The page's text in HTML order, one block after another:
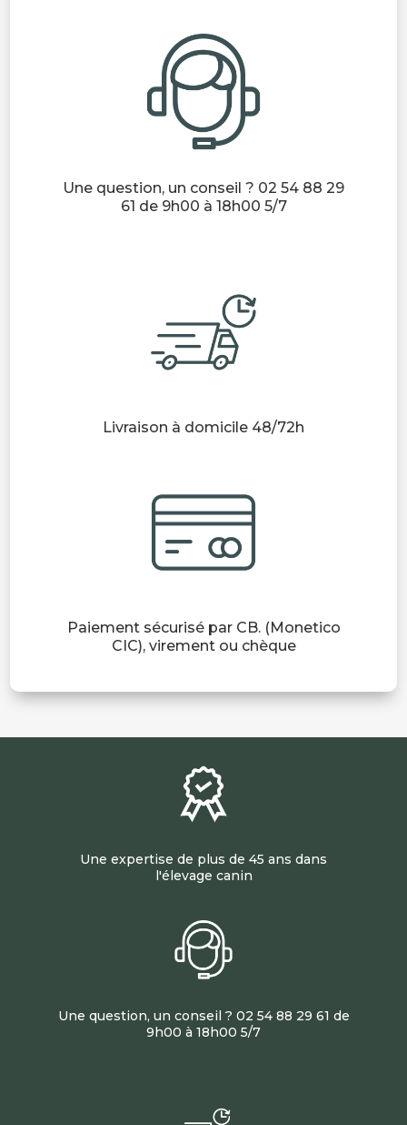
Une question, un conseil ? 02 54 88 29
61 de 9h00 à 18h00 5/7
Livraison à domicile 48/72h
Paiement sécurisé par CB. (Monetico
CIC), virement ou chèque
Une expertise de plus de 45 ans dans
l'élevage canin
Une question, un conseil ? 02 54 88 29 61 de
9h00 à 18h00 5/7